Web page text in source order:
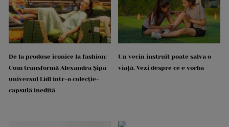
De la produse iconice la fashion:
Cum transformă Alexandra Șipa
universul Lidl într-o colecție-
capsulă inedită
Un vecin instruit poate salva o
viață. Vezi despre ce e vorba